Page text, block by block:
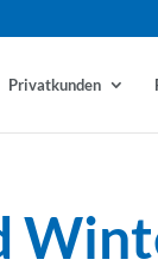
Privatkunden